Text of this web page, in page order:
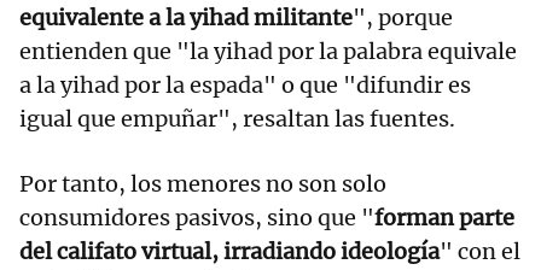
equivalente a la yihad militante", porque
entienden que "la yihad por la palabra equivale
a la yihad por la espada" o que "difundir es
igual que empuñar", resaltan las fuentes.
Por tanto, los menores no son solo
consumidores pasivos, sino que "forman parte
del califato virtual, irradiando ideología" con el